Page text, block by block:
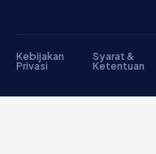
Kebijakan
Privasi
Syarat &
Ketentuan